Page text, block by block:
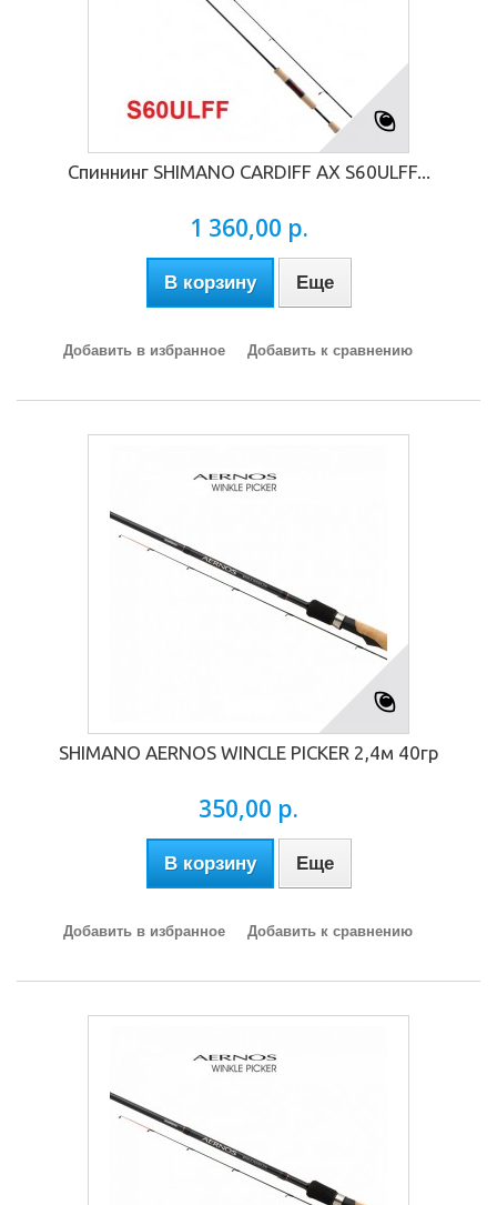
Спиннинг SHIMANO CARDIFF AX S60ULFF...
1 360,00 р.
В корзину Еще
Добавить в избранное Добавить к сравнению
SHIMANO AERNOS WINCLE PICKER 2,4м 40гр
350,00 р.
В корзину Еще
Добавить в избранное Добавить к сравнению